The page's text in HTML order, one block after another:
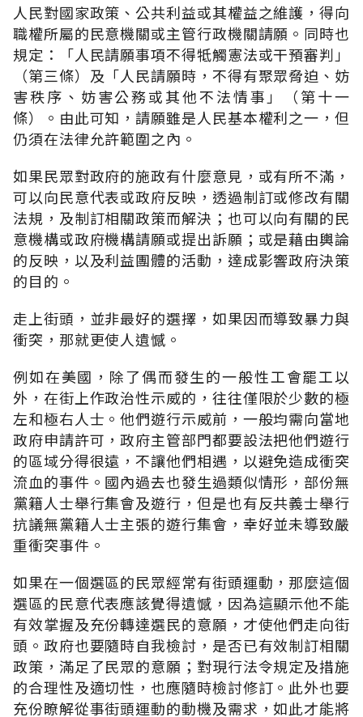
人民對國家政策、公共利益或其權益之維護，得向
職權所屬的民意機關或主管行政機關請願。同時也
規定：「人民請願事項不得牴觸憲法或干預審判」
（第三條）及「人民請願時，不得有聚眾脅迫、妨
害秩序、妨害公務或其他不法情事」（第十一
條）。由此可知，請願雖是人民基本權利之一，但
仍須在法律允許範圍之內。
如果民眾對政府的施政有什麼意見，或有所不滿，
可以向民意代表或政府反映，透過制訂或修改有關
法規，及制訂相關政策而解決；也可以向有關的民
意機構或政府機構請願或提出訴願；或是藉由輿論
的反映，以及利益團體的活動，達成影響政府決策
的目的。
走上街頭，並非最好的選擇，如果因而導致暴力與
衝突，那就更使人遺憾。
例如在美國，除了偶而發生的一般性工會罷工以
外，在街上作政治性示威的，往往僅限於少數的極
左和極右人士。他們遊行示威前，一般均需向當地
政府申請許可，政府主管部門都要設法把他們遊行
的區域分得很遠，不讓他們相遇，以避免造成衝突
流血的事件。國內過去也發生過類似情形，部份無
黨籍人士舉行集會及遊行，但是也有反共義士舉行
抗議無黨籍人士主張的遊行集會，幸好並未導致嚴
重衝突事件。
如果在一個選區的民眾經常有街頭運動，那麼這個
選區的民意代表應該覺得遺憾，因為這顯示他不能
有效掌握及充份轉達選民的意願，才使他們走向街
頭。政府也要隨時自我檢討，是否已有效制訂相關
政策，滿足了民眾的意願；對現行法令規定及措施
的合理性及適切性，也應隨時檢討修訂。此外也要
充份瞭解從事街頭運動的動機及需求，如此才能將